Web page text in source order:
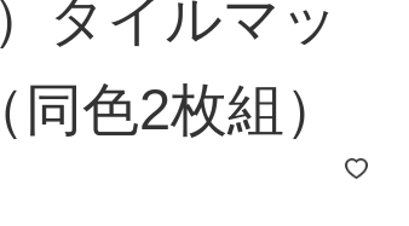
タイルマッ
色2枚組）